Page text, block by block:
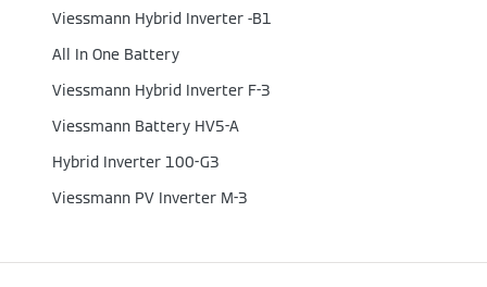
Viessmann Hybrid Inverter -B1
All In One Battery
Viessmann Hybrid Inverter F-3
Viessmann Battery HV5-A
Hybrid Inverter 100-G3
Viessmann PV Inverter M-3